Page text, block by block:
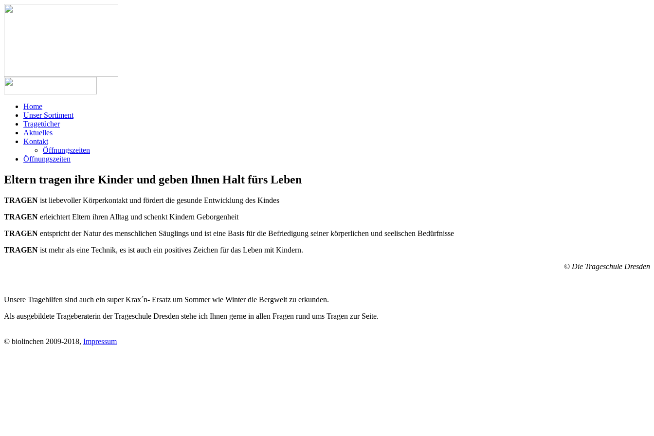
Home
Unser Sortiment
Tragetücher
Aktuelles
Kontakt
Öffnungszeiten
Öffnungszeiten
Eltern tragen ihre Kinder und geben Ihnen Halt fürs Leben
TRAGEN ist liebevoller Körperkontakt und fördert die gesunde Entwicklung des Kindes
TRAGEN erleichtert Eltern ihren Alltag und schenkt Kindern Geborgenheit
TRAGEN entspricht der Natur des menschlichen Säuglings und ist eine Basis für die Befriedigung seiner körperlichen und seelischen Bedürfnisse
TRAGEN ist mehr als eine Technik, es ist auch ein positives Zeichen für das Leben mit Kindern.
© Die Trageschule Dresden
Unsere Tragehilfen sind auch ein super Krax´n- Ersatz um Sommer wie Winter die Bergwelt zu erkunden.
Als ausgebildete Trageberaterin der Trageschule Dresden stehe ich Ihnen gerne in allen Fragen rund ums Tragen zur Seite.
© biolinchen 2009-2018, Impressum